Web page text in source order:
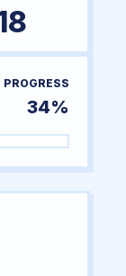
PROGRESS
34%